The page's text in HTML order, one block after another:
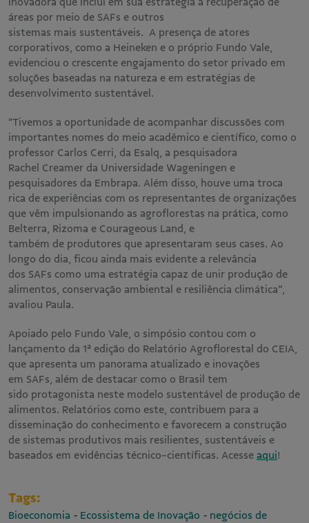
áreas por meio de SAFs e outros
sistemas mais sustentáveis. A presença de atores
corporativos, como a Heineken e o próprio Fundo Vale,
evidenciou o crescente engajamento do setor privado em
soluções baseadas na natureza e em estratégias de
desenvolvimento sustentável.
“Tivemos a oportunidade de acompanhar discussões com
importantes nomes do meio acadêmico e científico, como o
professor Carlos Cerri, da Esalq, a pesquisadora
Rachel Creamer da Universidade Wageningen e
pesquisadores da Embrapa. Além disso, houve uma troca
rica de experiências com os representantes de organizações
que vêm impulsionando as agroflorestas na prática, como
Belterra, Rizoma e Courageous Land, e
também de produtores que apresentaram seus cases. Ao
longo do dia, ficou ainda mais evidente a relevância
dos SAFs como uma estratégia capaz de unir produção de
alimentos, conservação ambiental e resiliência climática”,
avaliou Paula.
Apoiado pelo Fundo Vale, o simpósio contou com o
lançamento da 1ª edição do Relatório Agroflorestal do CEIA,
que apresenta um panorama atualizado e inovações
em SAFs, além de destacar como o Brasil tem
sido protagonista neste modelo sustentável de produção de
alimentos. Relatórios como este, contribuem para a
disseminação do conhecimento e favorecem a construção
de sistemas produtivos mais resilientes, sustentáveis e
baseados em evidências técnico-científicas. Acesse aqui!
Tags:
Bioeconomia - Ecossistema de Inovação - negócios de